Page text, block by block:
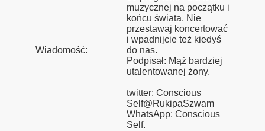
Wiadomość:
muzycznej na początku i
końcu świata. Nie
przestawaj koncertować
i wpadnijcie też kiedyś
do nas.
Podpisał: Mąż bardziej
utalentowanej żony.
twitter: Conscious
Self@RukipaSzwam
WhatsApp: Conscious
Self.